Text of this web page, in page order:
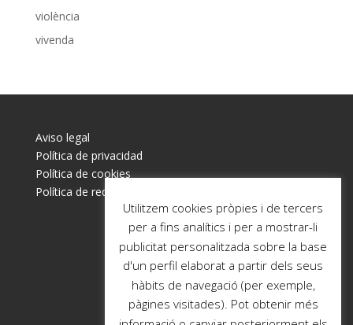
violència
vivenda
Aviso legal
Política de privacidad
Política de cookies
Política de redes sociales
Utilitzem cookies pròpies i de tercers
per a fins analítics i per a mostrar-li
publicitat personalitzada sobre la base
d'un perfil elaborat a partir dels seus
hàbits de navegació (per exemple,
pàgines visitades). Pot obtenir més